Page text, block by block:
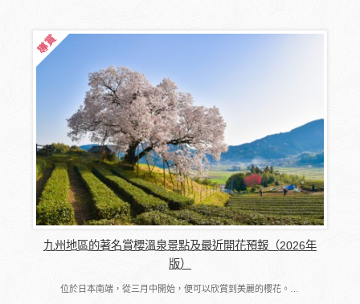
九州地區的著名賞櫻溫泉景點及最近開花預報（2026年
版）
位於日本南端，從三月中開始，便可以欣賞到美麗的櫻花。…